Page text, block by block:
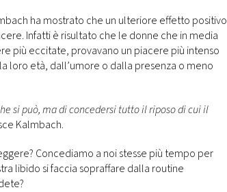
ha mostrato che un ulteriore effetto positivo
Infatti è risultato che le donne che in media
più eccitate, provavano un piacere più intenso
loro età, dall’umore o dalla presenza o meno
si può, ma di concedersi tutto il riposo di cui il
Kalmbach.
Concediamo a noi stesse più tempo per
libido si faccia sopraffare dalla routine